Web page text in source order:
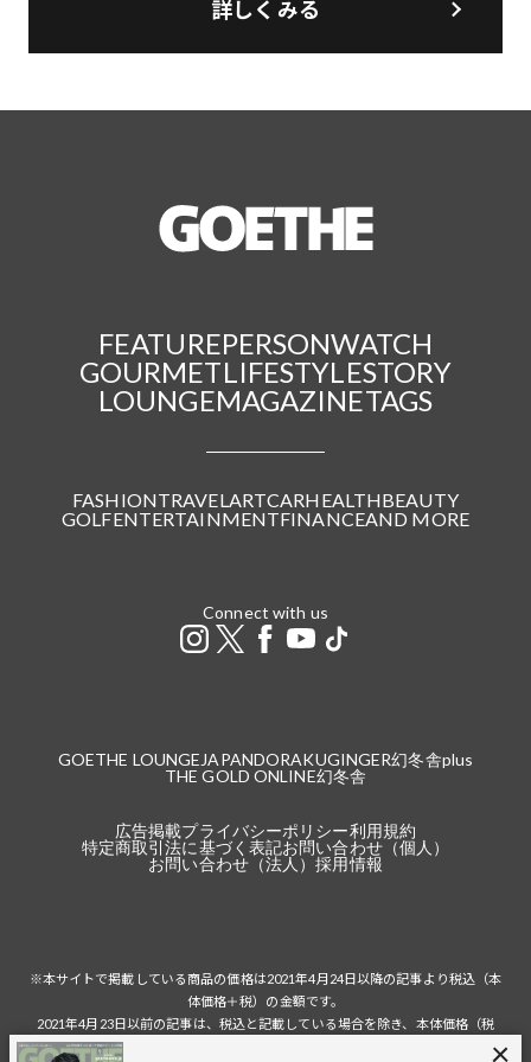
詳しくみる
FEATUREPERSONWATCH
GOURMETLIFESTYLESTORY
LOUNGEMAGAZINETAGS
FASHIONTRAVEL ARTCARHEALTHBEAUTY
GOLFENTERTAINMENTFINANCEAND MORE
Connect with us
GOETHE LOUNGE JAPANDORAKUGINGER幻冬舎plus
THE GOLD ONLINE幻冬舎
広告掲載プライバシーポリシー利用規約
特定商取引法に基づく表記お問い合わせ（個人）
お問い合わせ（法人）採用情報
※本サイトで掲載している商品の価格は2021年4月24日以降の記事より税込（本
体価格＋税）の金額です。
2021年4月23日以前の記事は、税込と記載している場合を除き、本体価格（税